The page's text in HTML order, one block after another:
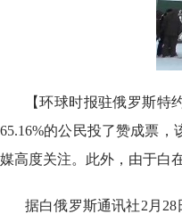
【环球时报驻俄罗斯
65.16%的公民投了赞成票
媒高度关注。此外，由于白
据白俄罗斯通讯社2月